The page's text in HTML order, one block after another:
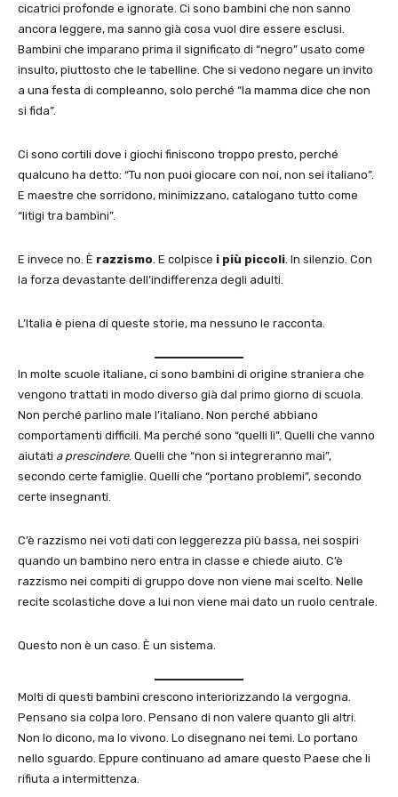
cicatrici profonde e ignorate. Ci sono bambini che non sanno
ancora leggere, ma sanno già cosa vuol dire essere esclusi.
Bambini che imparano prima il significato di “negro” usato come
insulto, piuttosto che le tabelline. Che si vedono negare un invito
a una festa di compleanno, solo perché “la mamma dice che non
si fida”.
Ci sono cortili dove i giochi finiscono troppo presto, perché
qualcuno ha detto: “Tu non puoi giocare con noi, non sei italiano”.
E maestre che sorridono, minimizzano, catalogano tutto come
“litigi tra bambini”.
E invece no. È razzismo . E colpisce i più piccoli . In silenzio. Con
la forza devastante dell’indifferenza degli adulti.
L’Italia è piena di queste storie, ma nessuno le racconta.
In molte scuole italiane, ci sono bambini di origine straniera che
vengono trattati in modo diverso già dal primo giorno di scuola.
Non perché parlino male l’italiano. Non perché abbiano
comportamenti difficili. Ma perché sono “quelli lì”. Quelli che vanno
aiutati a prescindere. Quelli che “non si integreranno mai”,
secondo certe famiglie. Quelli che “portano problemi”, secondo
certe insegnanti.
C’è razzismo nei voti dati con leggerezza più bassa, nei sospiri
quando un bambino nero entra in classe e chiede aiuto. C’è
razzismo nei compiti di gruppo dove non viene mai scelto. Nelle
recite scolastiche dove a lui non viene mai dato un ruolo centrale.
Questo non è un caso. È un sistema.
Molti di questi bambini crescono interiorizzando la vergogna.
Pensano sia colpa loro. Pensano di non valere quanto gli altri.
Non lo dicono, ma lo vivono. Lo disegnano nei temi. Lo portano
nello sguardo. Eppure continuano ad amare questo Paese che li
rifiuta a intermittenza.